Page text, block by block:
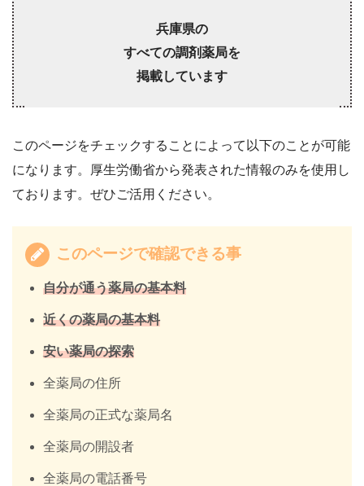
兵庫県の
すべての調剤薬局を
掲載しています
このページをチェックすることによって以下のことが可能
になります。厚生労働省から発表された情報のみを使用し
ております。ぜひご活用ください。
このページで確認できる事
自分が通う薬局の基本料
近くの薬局の基本料
安い薬局の探索
全薬局の住所
全薬局の正式な薬局名
全薬局の開設者
全薬局の電話番号